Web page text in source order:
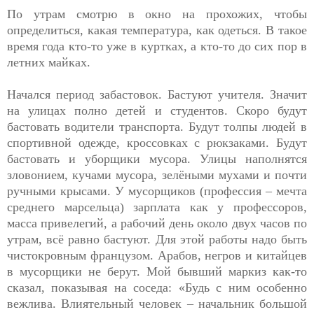
По утрам смотрю в окно на прохожих, чтобы
определиться, какая температура, как одеться. В такое
время года кто-то уже в куртках, а кто-то до сих пор в
летних майках.
Начался период забастовок. Бастуют учителя. Значит
на улицах полно детей и студентов. Скоро будут
бастовать водители транспорта. Будут толпы людей в
спортивной одежде, кроссовках с рюкзаками. Будут
бастовать и уборщики мусора. Улицы наполнятся
зловонием, кучами мусора, зелёными мухами и почти
ручными крысами. У мусорщиков (профессия – мечта
среднего марсельца) зарплата как у профессоров,
масса привелегий, а рабочий день около двух часов по
утрам, всё равно бастуют. Для этой работы надо быть
чистокровным французом. Арабов, негров и китайцев
в мусорщики не берут. Мой бывший маркиз как-то
сказал, показывая на соседа: «Будь с ним особенно
вежлива. Влиятельный человек – начальник большой